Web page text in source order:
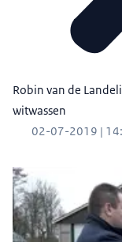
Robin van de
witwassen
02-07-2019 |